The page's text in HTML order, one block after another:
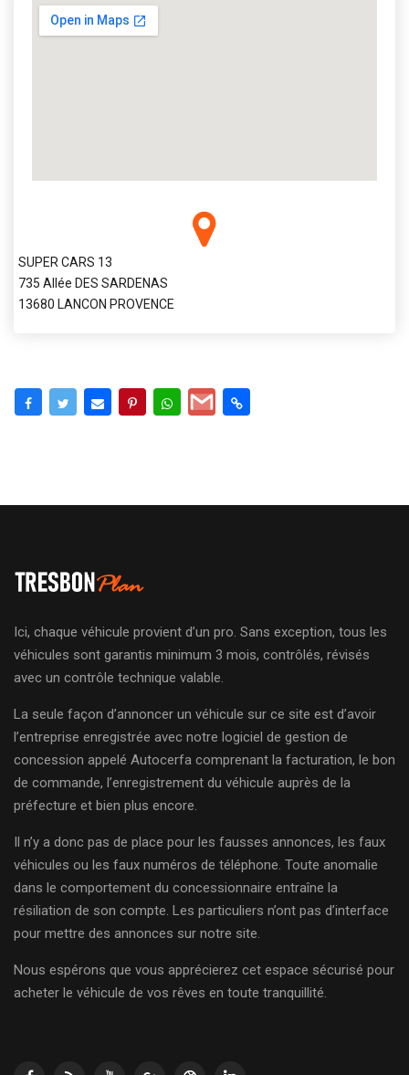
SUPER CARS 13
735 Allée DES SARDENAS
13680 LANCON PROVENCE
Ici, chaque véhicule provient d’un pro. Sans exception, tous les
véhicules sont garantis minimum 3 mois, contrôlés, révisés
avec un contrôle technique valable.
La seule façon d’annoncer un véhicule sur ce site est d’avoir
l’entreprise enregistrée avec notre logiciel de gestion de
concession appelé Autocerfa comprenant la facturation, le bon
de commande, l’enregistrement du véhicule auprès de la
préfecture et bien plus encore.
Il n’y a donc pas de place pour les fausses annonces, les faux
véhicules ou les faux numéros de téléphone. Toute anomalie
dans le comportement du concessionnaire entraîne la
résiliation de son compte. Les particuliers n’ont pas d’interface
pour mettre des annonces sur notre site.
Nous espérons que vous apprécierez cet espace sécurisé pour
acheter le véhicule de vos rêves en toute tranquillité.